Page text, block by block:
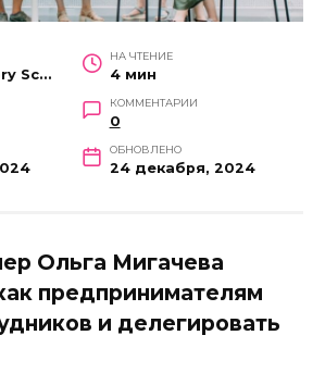
Fashion Factory School
НА ЧТЕНИЕ
4 мин
КОММЕНТАРИИ
0
ОБНОВЛЕНО
24 декабря, 2024
Ольга Мигачева
предпринимателям
и делегировать